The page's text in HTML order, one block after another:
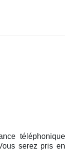
téléphonique
serez pris en